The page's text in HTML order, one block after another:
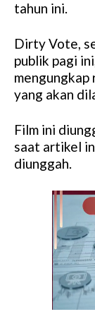
tahun ini.
Dirty Vote,
publik pagi
yang akan
Film ini
saat artikel
diunggah.